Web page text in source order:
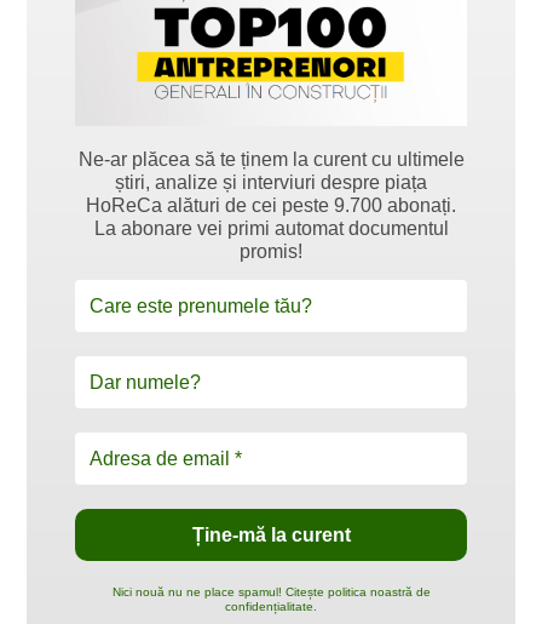
Ne-ar plăcea să te ținem la curent cu ultimele
știri, analize și interviuri despre piața
HoReCa alături de cei peste 9.700 abonați.
La abonare vei primi automat documentul
promis!
Nici nouă nu ne place spamul! Citește politica noastră de
confidențialitate.